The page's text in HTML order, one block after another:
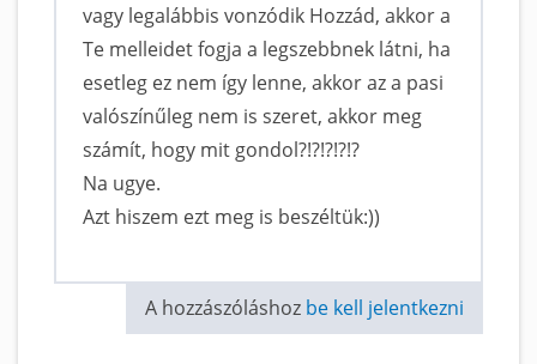
vagy legalábbis vonzódik Hozzád, akkor a
Te melleidet fogja a legszebbnek látni, ha
esetleg ez nem így lenne, akkor az a pasi
valószínűleg nem is szeret, akkor meg
számít, hogy mit gondol?!?!?!?!?
Na ugye.
Azt hiszem ezt meg is beszéltük:))
A hozzászóláshoz be kell jelentkezni